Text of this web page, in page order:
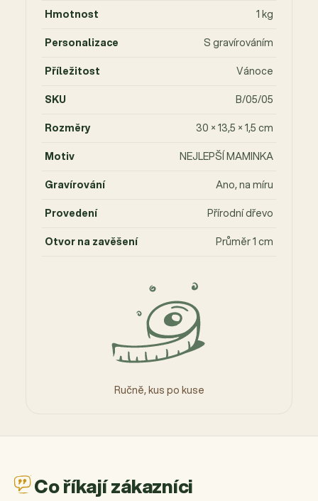
Ručně, kus po kuse
Hmotnost
1 kg
Personalizace
S gravírováním
Příležitost
Vánoce
SKU
B/05/05
Rozměry
30 × 13,5 × 1,5 cm
Motiv
NEJLEPŠÍ MAMINKA
Gravírování
Ano, na míru
Provedení
Přírodní dřevo
Otvor na zavěšení
Průměr 1 cm
Co říkají zákazníci